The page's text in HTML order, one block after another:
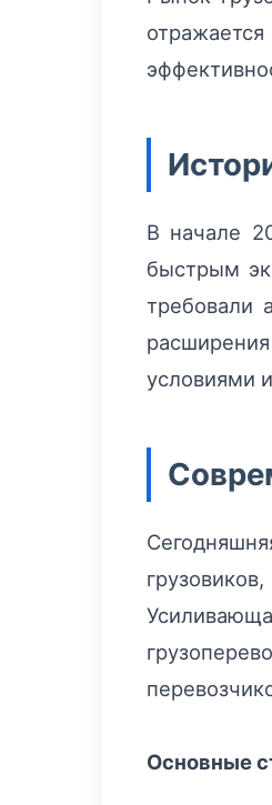
В начале
быстрым
требовали
условиями
Основные